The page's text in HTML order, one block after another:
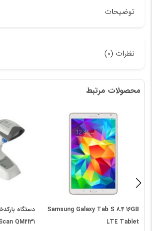
توضیحات
اتصال به کشو پول دارای کاتر کاغذ اتوماتیک
نظرات (0)
هیچ دیدگاهی برای این محصول نوشته نشده است.
اولین کسی باشید که دیدگاهی می نویسد
OSCAR POS 88N”
نشانی ایمیل شما منتشر نخواهد شد.
بخش‌های
شده‌اند*
امتیاز شما*
محصولات مرتبط
Samsung Galaxy Tab S 8.4 16GB
LTE Tablet
QM2131